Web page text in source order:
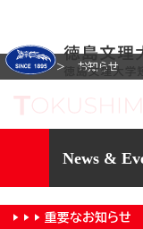
ホーム お知らせ
重要なお知らせ